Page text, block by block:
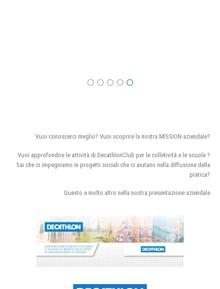
Vuoi conoscerci meglio? Vuoi scoprire la nostra MISSION aziendale?
Vuoi approfondire le attività di DecathlonClub per le colletività e le scuole ?
Sai che ci impegniamo in progetti sociali che ci aiutano nella diffusione della
pratica?
Questo e molto altro nella nostra presentazione aziendale